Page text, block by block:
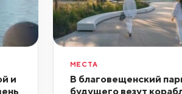
и
МЕСТА
В благовещенский
будущего везут